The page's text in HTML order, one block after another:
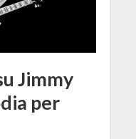
Jimmy
per